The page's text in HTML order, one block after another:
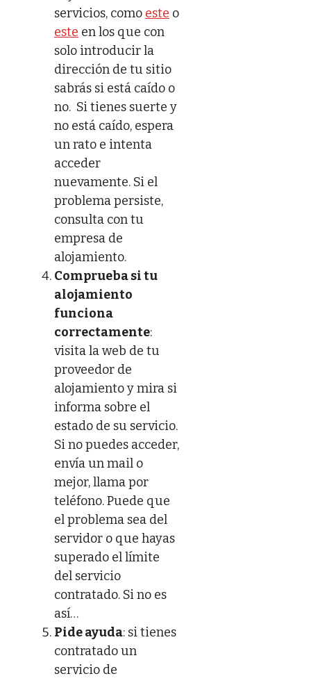
servicios, como este o
este en los que con
solo introducir la
dirección de tu sitio
sabrás si está caído o
no. Si tienes suerte y
no está caído, espera
un rato e intenta
acceder
nuevamente. Si el
problema persiste,
consulta con tu
empresa de
alojamiento.
Comprueba si tu
alojamiento
funciona
correctamente:
visita la web de tu
proveedor de
alojamiento y mira si
informa sobre el
estado de su servicio.
Si no puedes acceder,
envía un mail o
mejor, llama por
teléfono. Puede que
el problema sea del
servidor o que hayas
superado el límite
del servicio
contratado. Si no es
así…
Pide ayuda: si tienes
contratado un
servicio de